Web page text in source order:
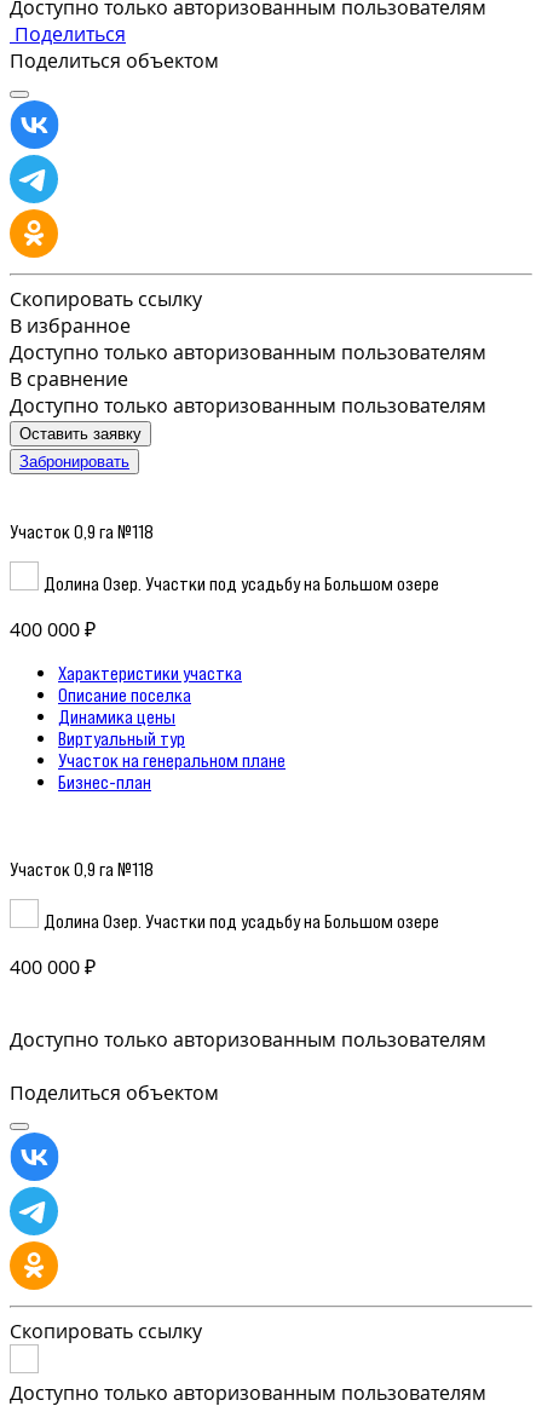
Доступно только авторизованным пользователям
Поделиться
Поделиться объектом
Скопировать ссылку
В избранное
Доступно только авторизованным пользователям
В сравнение
Доступно только авторизованным пользователям
Оставить заявку
Забронировать
Участок 0,9 га №118
Долина Озер. Участки под усадьбу на Большом озере
400 000 ₽
Характеристики участка
Описание поселка
Динамика цены
Виртуальный тур
Участок на генеральном плане
Бизнес-план
Участок 0,9 га №118
Долина Озер. Участки под усадьбу на Большом озере
400 000 ₽
Доступно только авторизованным пользователям
Поделиться объектом
Скопировать ссылку
Доступно только авторизованным пользователям